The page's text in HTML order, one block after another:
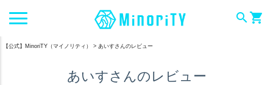
searchshopping_cart
【公式】MinoriTY（マイノリティ） あいすさんのレビュー
あいすさんのレビュー